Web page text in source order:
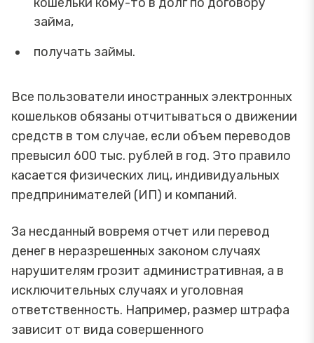
займа,
получать займы.
Все пользователи иностранных электронных
кошельков обязаны отчитываться о движении
средств в том случае, если объем переводов
превысил 600 тыс. рублей в год. Это правило
касается физических лиц, индивидуальных
предпринимателей (ИП) и компаний.
За несданный вовремя отчет или перевод
денег в неразрешенных законом случаях
нарушителям грозит административная, а в
исключительных случаях и уголовная
ответственность. Например, размер штрафа
зависит от вида совершенного